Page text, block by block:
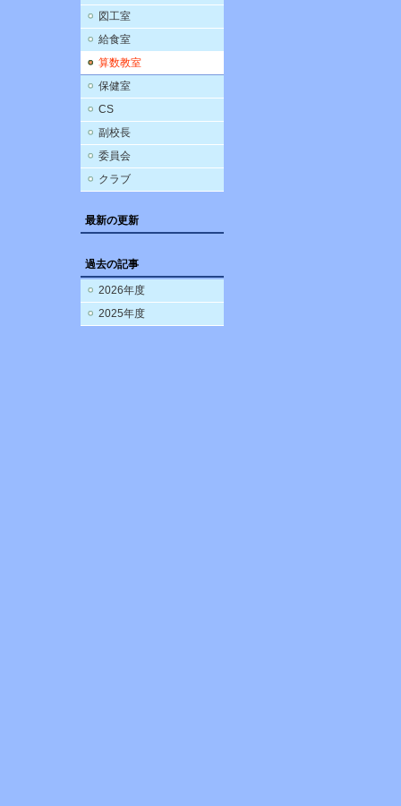
図工室
給食室
算数教室
保健室
CS
副校長
委員会
クラブ
最新の更新
過去の記事
2026年度
2025年度